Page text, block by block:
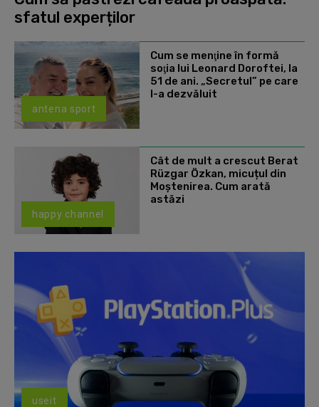
sfatul experților
antena sport
Cum se menţine în formă
soţia lui Leonard Doroftei, la
51 de ani. „Secretul” pe care
l-a dezvăluit
happy channel
Cât de mult a crescut Berat
Rüzgar Özkan, micuțul din
Moștenirea. Cum arată
astăzi
useit